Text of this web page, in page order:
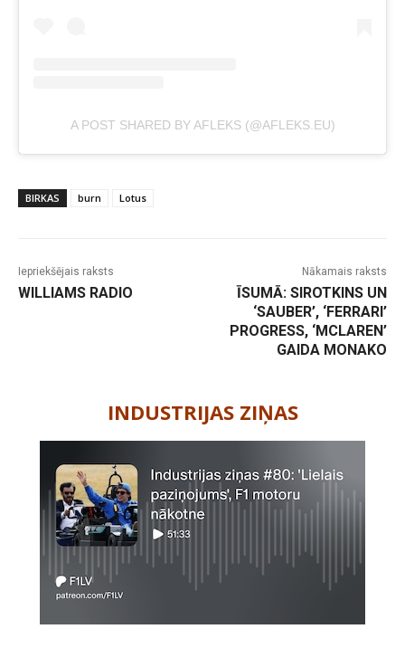
A POST SHARED BY AFLEKS (@AFLEKS.EU)
BIRKAS burn Lotus
Iepriekšējais raksts
WILLIAMS RADIO
Nākamais raksts
ĪSUMĀ: SIROTKINS UN
‘SAUBER’, ‘FERRARI’
PROGRESS, ‘MCLAREN’
GAIDA MONAKO
INDUSTRIJAS ZIŅAS